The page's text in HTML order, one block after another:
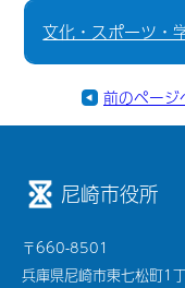
文化・スポーツ・
前のページ
尼崎市役所
〒660-8501
兵庫県尼崎市東七松町1